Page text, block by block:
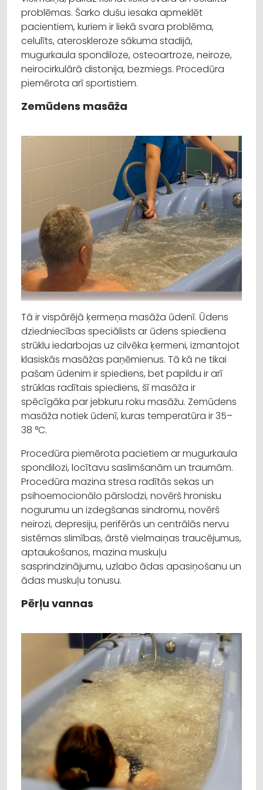
problēmas. Šarko dušu iesaka apmeklēt
pacientiem, kuriem ir liekā svara problēma,
celulīts, ateroskleroze sākuma stadijā,
mugurkaula spondiloze, osteoartroze, neiroze,
neirocirkulārā distonija, bezmiegs. Procedūra
piemērota arī sportistiem.
Zemūdens masāža
Tā ir vispārējā ķermeņa masāža ūdenī. Ūdens
dziedniecības speciālists ar ūdens spiediena
strūklu iedarbojas uz cilvēka ķermeni, izmantojot
klasiskās masāžas paņēmienus. Tā kā ne tikai
pašam ūdenim ir spiediens, bet papildu ir arī
strūklas radītais spiediens, šī masāža ir
spēcīgāka par jebkuru roku masāžu. Zemūdens
masāža notiek ūdenī, kuras temperatūra ir 35–
38 °C.
Procedūra piemērota pacietiem ar mugurkaula
spondilozi, locītavu saslimšanām un traumām.
Procedūra mazina stresa radītās sekas un
psihoemocionālo pārslodzi, novērš hronisku
nogurumu un izdegšanas sindromu, novērš
neirozi, depresiju, perifērās un centrālās nervu
sistēmas slimības, ārstē vielmaiņas traucējumus,
aptaukošanos, mazina muskuļu
sasprindzinājumu, uzlabo ādas apasiņošanu un
ādas muskuļu tonusu.
Pērļu vannas